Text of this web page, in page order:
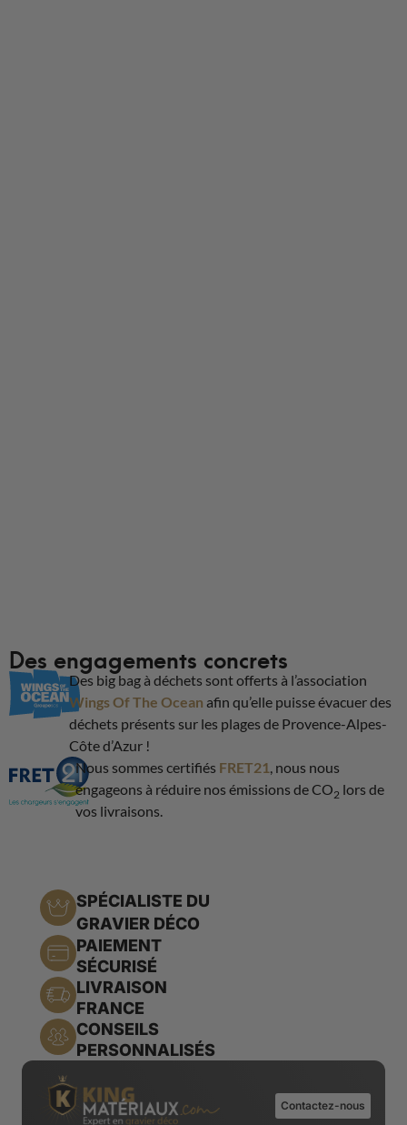
Des engagements concrets
Des big bag à déchets sont offerts à l’association
Wings Of The Ocean afin qu’elle puisse évacuer des
déchets présents sur les plages de Provence-Alpes-
Côte d’Azur !
Nous sommes certifiés FRET21, nous nous
engageons à réduire nos émissions de CO2 lors de
vos livraisons.
SPÉCIALISTE DU
GRAVIER DÉCO
PAIEMENT
SÉCURISÉ
LIVRAISON
FRANCE
CONSEILS
PERSONNALISÉS
Contactez-nous